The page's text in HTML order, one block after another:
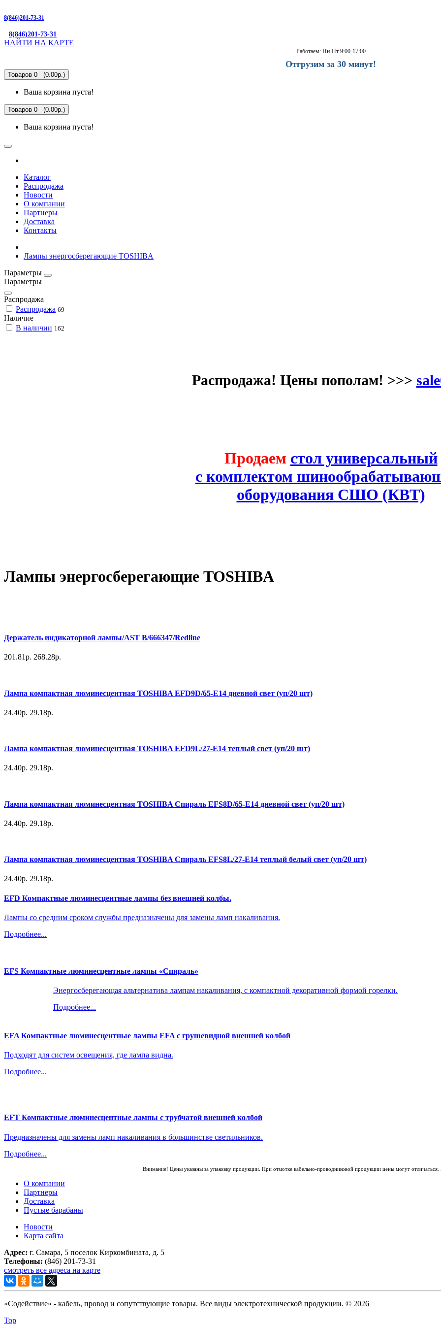
8(846)201-73-31
8(846)201-73-31
НАЙТИ НА КАРТЕ
Работаем: Пн-Пт 9:00-17:00
Отгрузим за 30 минут!
Товаров 0 (0.00р.)
Ваша корзина пуста!
Товаров 0 (0.00р.)
Ваша корзина пуста!
Каталог
Распродажа
Новости
О компании
Партнеры
Доставка
Контакты
Лампы энергосберегающие TOSHIBA
Параметры
Параметры
Распродажа
Распродажа 69
Наличие
В наличии 162
Распродажа! Цены пополам! >>>
Продаем стол универсальный
с комплектом
оборудования СШО (КВТ)
Лампы энергосберегающие TOSHIBA
Держатель индикаторной лампы/AST B/666347/Redline
201.81р. 268.28р.
Лампа компактная люминесцентная TOSHIBA EFD9D/65-E14 дневной свет (уп/20 шт)
24.40р. 29.18р.
Лампа компактная люминесцентная TOSHIBA EFD9L/27-E14 теплый свет (уп/20 шт)
24.40р. 29.18р.
Лампа компактная люминесцентная TOSHIBA Спираль EFS8D/65-E14 дневной свет (уп/20 шт)
24.40р. 29.18р.
Лампа компактная люминесцентная TOSHIBA Спираль EFS8L/27-E14 теплый белый свет (уп/20 шт)
24.40р. 29.18р.
EFD Компактные люминесцентные лампы без внешней колбы.
Лампы со средним сроком службы предназначены для замены ламп накаливания.
Подробнее...
EFS Компактные люминесцентные лампы «Спираль»
Энергосберегающая альтернатива лампам накаливания, с компактной декоративной формой горелки.
Подробнее...
EFA Компактные люминесцентные лампы EFA с грушевидной внешней колбой
Подходят для систем освещения, где лампа видна.
Подробнее...
EFT Компактные люминесцентные лампы с трубчатой внешней колбой
Предназначены для замены ламп накаливания в большинстве светильников.
Подробнее...
Внимание! Цены указаны за упаковку продукции. При отмотке кабельно-проводниковой продукции цены могут
О компании
Партнеры
Доставка
Пустые барабаны
Новости
Карта сайта
Адрес: г. Самара, 5 поселок Киркомбината, д. 5
Телефоны: (846) 201-73-31
смотреть все адреса на карте
«Содействие» - кабель, провод и сопутствующие товары. Все виды электротехнической продукции. © 2026
Top